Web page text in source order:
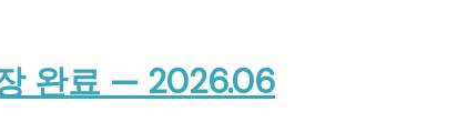
완료 — 2026.06